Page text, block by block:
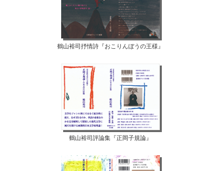
鶴山裕司抒情詩『おこりんぼうの王様』
鶴山裕司評論集『正岡子規論』